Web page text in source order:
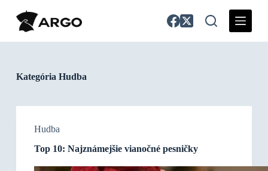
p
Kategória Hudba
Hudba
Top 10: Najznámejšie vianočné pesničky